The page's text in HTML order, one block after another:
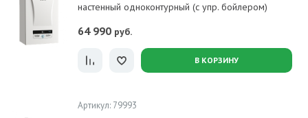
настенный одноконтурный (с упр. бойлером)
64 990 руб.
В КОРЗИНУ
Артикул: 79993